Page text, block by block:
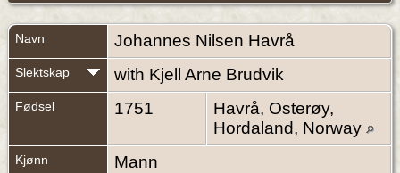
Navn Johannes Nilsen Havrå
Slektskap with Kjell Arne Brudvik
Fødsel 1751
Havrå, Osterøy,
Hordaland, Norway
Kjønn Mann